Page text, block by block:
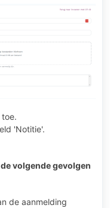
'Notitie'.
volgende gevolgen
de aanmelding